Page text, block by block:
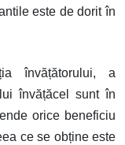
este de dorit în
învățătorului, a
învățăcel sunt în
orice beneficiu
ce se obține este